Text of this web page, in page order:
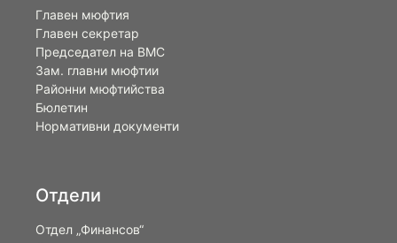
Главен мюфтия
Главен секретар
Председател на ВМС
Зам. главни мюфтии
Районни мюфтийства
Бюлетин
Нормативни документи
Отдели
Отдел „Финансов“